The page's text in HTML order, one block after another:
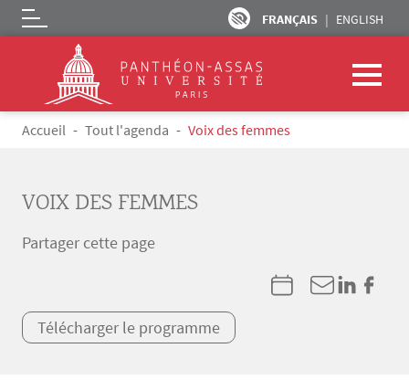
Aller au contenu principal
FRANÇAIS ENGLISH
Logo
Fil d'Ariane
Accueil Tout l'agenda Voix des femmes
VOIX DES FEMMES
Partager cette page
Télécharger le programme